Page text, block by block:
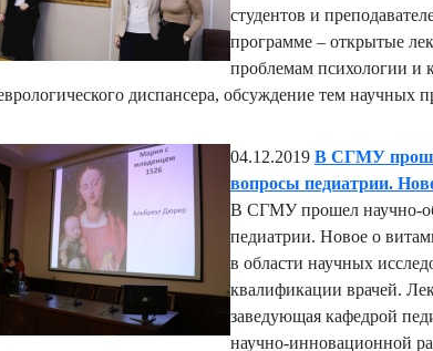
студентов и
программе – открытые
проблемам психологии и
диспансера, обсуждение тем научных
04.12.2019 В СГМУ
вопросы педиатрии.
В СГМУ прошел научно-
педиатрии. Новое о
в области научных
квалификации врачей.
заведующая кафедрой
научно-инновационной